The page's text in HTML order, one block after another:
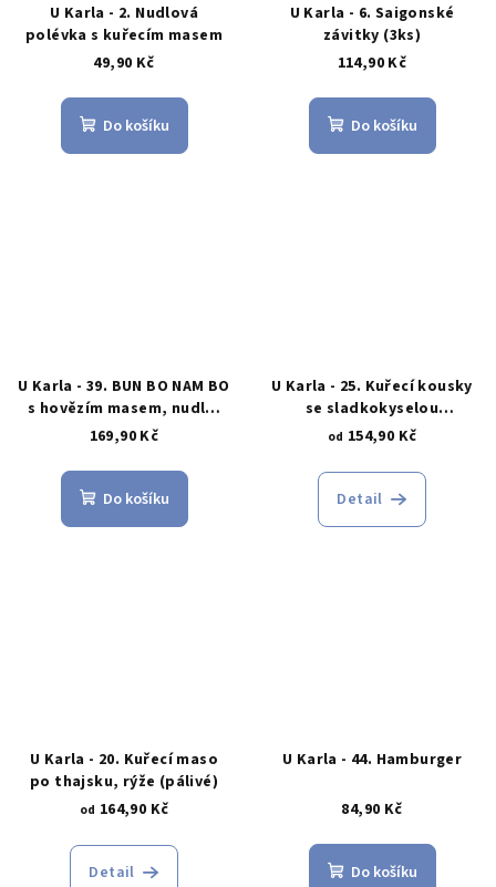
U Karla - 2. Nudlová
polévka s kuřecím masem
49,90 Kč
Do košíku
U Karla - 6. Saigonské
závitky (3ks)
114,90 Kč
Do košíku
U Karla - 39. BUN BO NAM BO
s hovězím masem, nudle,
salát, arašídy, omáčka
169,90 Kč
Do košíku
U Karla - 25. Kuřecí kousky
se sladkokyselou
omáčkou, rýže
od 154,90 Kč
Detail
U Karla - 20. Kuřecí maso
po thajsku, rýže (pálivé)
od 164,90 Kč
Detail
U Karla - 44. Hamburger
84,90 Kč
Do košíku